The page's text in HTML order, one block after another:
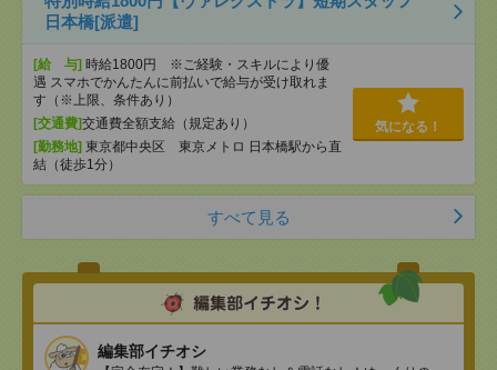
日本橋[派遣]
[給 与] 時給1800円 ※ご経験・スキルにより優
遇 スマホでかんたんに前払いで給与が受け取れま
す（※上限、条件あり）
[交通費]交通費全額支給（規定あり）
[勤務地] 東京都中央区 東京メトロ 日本橋駅から直
結（徒歩1分）
気になる！
すべて見る
編集部イチオシ